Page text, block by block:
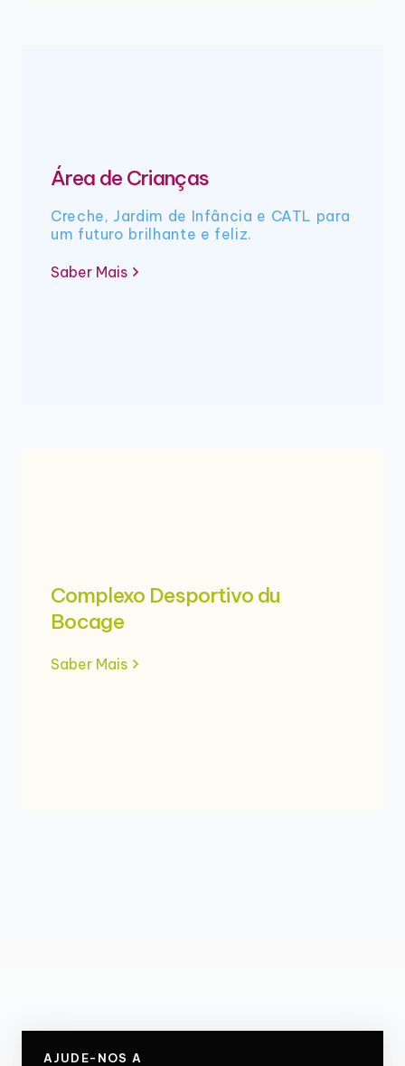
Área de Crianças
Creche, Jardim de Infância e CATL para
um futuro brilhante e feliz.
Saber Mais
Complexo Desportivo du
Bocage
Saber Mais
AJUDE-NOS A